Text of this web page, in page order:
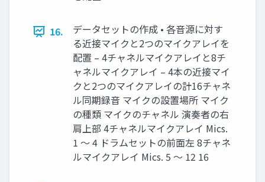
16.
データセットの作成 • 各音源に対す
る近接マイクと2つのマイクアレイを
配置 – 4チャネルマイクアレイと8チ
ャネルマイクアレイ – 4本の近接マイ
クと2つのマイクアレイの計16チャネ
ル同期録音 マイクの設置場所 マイク
の種類 マイクのチャネル 演奏者の右
肩上部 4チャネルマイクアレイ Mics.
1 ～ 4 ドラムセットの前面左 8チャネ
ルマイクアレイ Mics. 5 ～ 12 16